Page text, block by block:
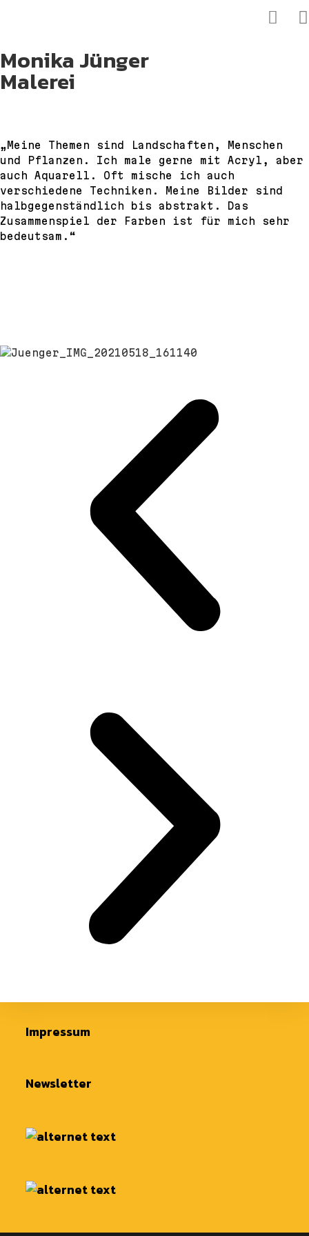
Monika Jünger
Malerei
„Meine Themen sind Landschaften, Menschen
und Pflanzen. Ich male gerne mit Acryl, aber
auch Aquarell. Oft mische ich auch
verschiedene Techniken. Meine Bilder sind
halbgegenständlich bis abstrakt. Das
Zusammenspiel der Farben ist für mich sehr
bedeutsam.“
Impressum
Newsletter